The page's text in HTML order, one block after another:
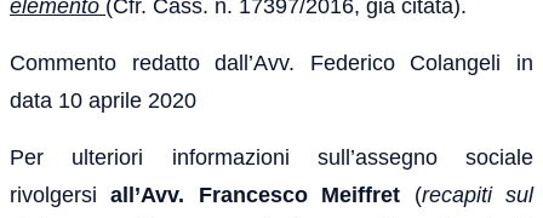
elemento (Cfr. Cass. n. 17397/2016, già citata).
Commento redatto dall’Avv. Federico Colangeli in
data 10 aprile 2020
Per ulteriori informazioni sull’assegno sociale
rivolgersi all’Avv. Francesco Meiffret (recapiti sul